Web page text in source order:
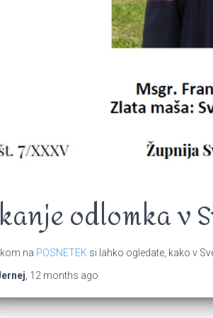
odlomka v
na POSNETEK si lahko ogledate, kako v
12 months ago